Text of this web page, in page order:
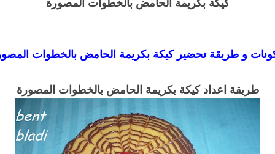
و طريقة تحضير كيكة بكريمة الحامض بالخطوات
طريقة اعداد كيكة بكريمة الحامض بالخطوات المصورة